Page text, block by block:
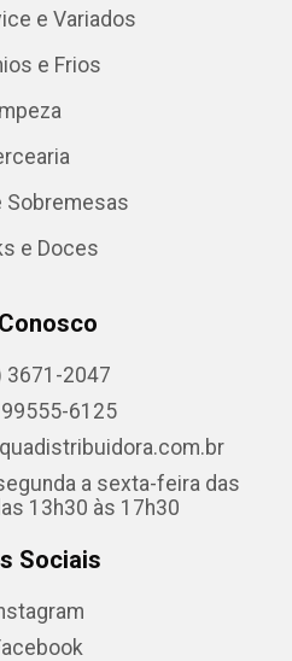
e Variados
e Frios
Sobremesas
e Doces
3671-2047
6125
a sexta-feira das
13h30 às 17h30
Sociais